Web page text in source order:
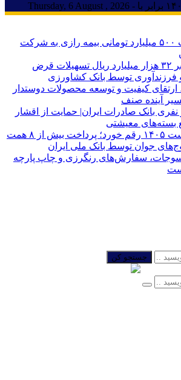
پرداخت خسارت ۵۰۰ میلیارد تومانی بیمه رازی به شرکت
پرداخت افزون بر ۳۲ هزار میلیارد ریال تسهیلات قرض
و فرزندآوری توسط بانک کشاورزی
کیفیت و توسعه محصولات دوستدار
آینده صنف
۱۲ هزار نفری بانک صادرات ایران| حمایت از اقشار
بسته‌های معیشتی
در چهار ماه نخست ۱۴۰۵ رقم خورد؛ پرداخت بیش از ۸ همت
جوان توسط بانک ملی ایران
سفارش‌های رنگرزی و چاپ پارچه
جستجو کن